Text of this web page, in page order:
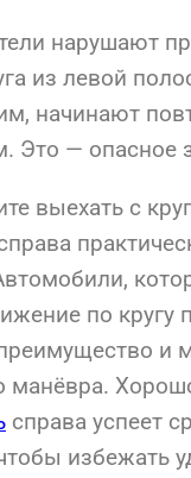
нарушают
из левой
начинают
Это — опасное
выехать с
по кругу
и
манёвра.
справа успеет
избежать